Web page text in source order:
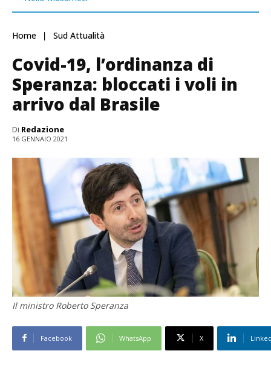
Home Sud Attualità
Covid-19, l’ordinanza di
Speranza: bloccati i voli in
arrivo dal Brasile
Di Redazione
16 GENNAIO 2021
Il ministro Roberto Speranza
Facebook WhatsApp X